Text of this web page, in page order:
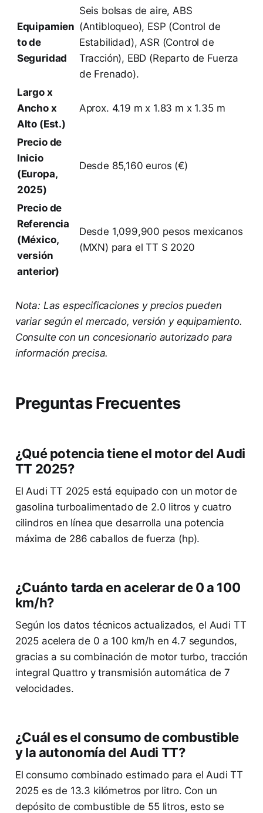
Equipamien
to de
Seguridad
Seis bolsas de aire, ABS
(Antibloqueo), ESP (Control de
Estabilidad), ASR (Control de
Tracción), EBD (Reparto de Fuerza
de Frenado).
Largo x
Ancho x
Alto (Est.)
Aprox. 4.19 m x 1.83 m x 1.35 m
Precio de
Inicio
(Europa,
2025)
Desde 85,160 euros (€)
Precio de
Referencia
(México,
versión
anterior)
Desde 1,099,900 pesos mexicanos
(MXN) para el TT S 2020
Nota: Las especificaciones y precios pueden
variar según el mercado, versión y equipamiento.
Consulte con un concesionario autorizado para
información precisa.
Preguntas Frecuentes
¿Qué potencia tiene el motor del Audi
TT 2025?
El Audi TT 2025 está equipado con un motor de
gasolina turboalimentado de 2.0 litros y cuatro
cilindros en línea que desarrolla una potencia
máxima de 286 caballos de fuerza (hp).
¿Cuánto tarda en acelerar de 0 a 100
km/h?
Según los datos técnicos actualizados, el Audi TT
2025 acelera de 0 a 100 km/h en 4.7 segundos,
gracias a su combinación de motor turbo, tracción
integral Quattro y transmisión automática de 7
velocidades.
¿Cuál es el consumo de combustible
y la autonomía del Audi TT?
El consumo combinado estimado para el Audi TT
2025 es de 13.3 kilómetros por litro. Con un
depósito de combustible de 55 litros, esto se